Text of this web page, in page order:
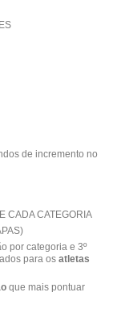
de incremento no
CADA CATEGORIA
por categoria e 3º
para os atletas
que mais pontuar